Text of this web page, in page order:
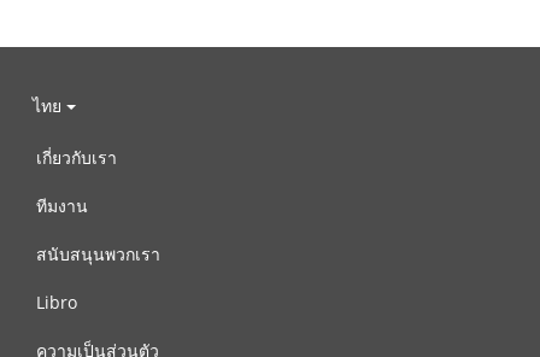
ไทย
เกี่ยวกับเรา
ทีมงาน
สนับสนุนพวกเรา
Libro
ความเป็นส่วนตัว